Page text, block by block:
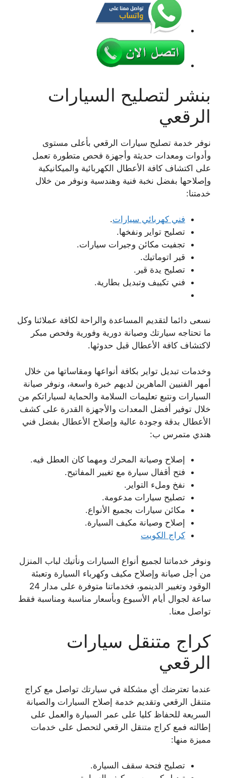
بنشر لتصليح السيارات
الرقعي
نوفر خدمة تصليح سيارات الرقعي بأعلى مستوى
وأدوات ومعدات حديثة وأجهزة فحص متطورة تعمل
على اكتشاف كافة الأعطال الكهربائية والميكانيكية
وإصلاحها بفضل نخبة فنية وهندسية ونوفر من خلال
خدمتنا:
فني كهربائي سيارات.
تصليح تواير ونفخها.
تجفيت مكائن وجيرات سيارات.
قير اتوماتيك.
تصليح يدة قير.
فني تكييف وتبديل بطارية.
نسعى دائما لتقديم المساعدة والراحة لكافة عملائنا وكل
ما تحتاجه سيارتك وصيانة دورية وفورية وفحص مبكر
لاكتشاف كافة الأعطال قبل حدوثها.
وخدمات تبديل تواير بكافة أنواعها ومقاساتها من خلال
أمهر الفنيين الماهرين لديهم خبرة واسعة، ونوفر صيانة
السيارات ونتبع تعليمات السلامة والحماية لسياراتكم من
خلال توفير أفضل المعدات والأجهزة القدرة على كشف
الأعطال بدقة وجودة عالية وإصلاح الأعطال بفضل فني
هندي متمرس ب:
إصلاح وصيانة المحرك ومهما كان العطل فيه.
فتح أقفال سيارة مع تغيير المفاتيح.
نفخ وملء التواير.
تصليح سيارات مدعومة.
مكائن سيارات بجميع الأنواع.
إصلاح وصيانة مكيف السيارة.
كراج الكويت
ونوفر خدماتنا لجميع أنواع السيارات ونأتيك لباب المنزل
من أجل صيانة وإصلاح مكيف وكهرباء السيارة وتعبئة
الوقود وتغيير الدينمو، فخدماتنا متوفرة على مدار 24
ساعة لجوال أيام الأسبوع وبأسعار مناسبة ومناسبة فقط
تواصل معنا.
كراج متنقل سيارات
الرقعي
عندما تعترضك أي مشكلة في سيارتك تواصل مع كراج
متنقل الرقعي وتقديم خدمة إصلاح السيارات والصيانة
السريعة للحفاظ كليا على عمر السيارة والعمل على
إطالته فمع كراج متنقل الرقعي لتحصل على خدمات
مميزة منها:
تصليح فتحة سقف السيارة.